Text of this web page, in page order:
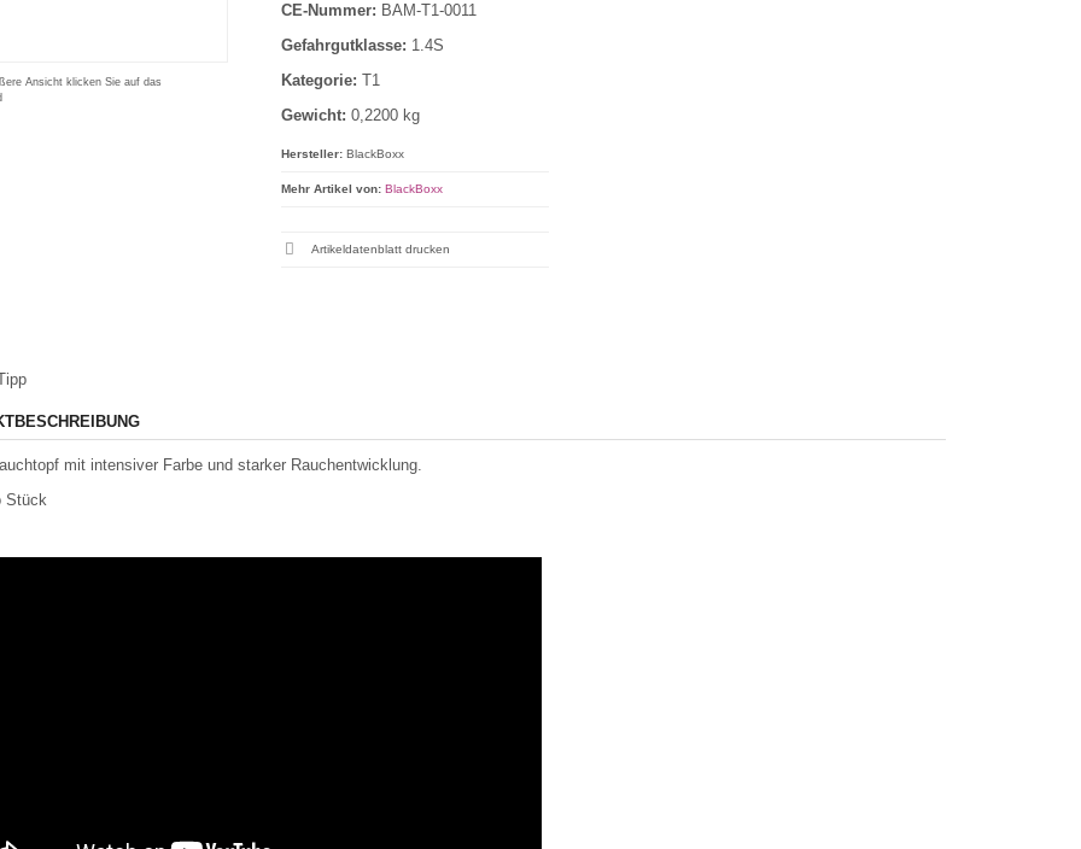
Ansicht klicken Sie auf das
CE-Nummer: BAM-T1-0011
Gefahrgutklasse: 1.4S
Kategorie: T1
Gewicht: 0,2200 kg
Hersteller: BlackBoxx
Mehr Artikel von: BlackBoxx
Artikeldatenblatt drucken
mit intensiver Farbe und starker Rauchentwicklung.
Stück